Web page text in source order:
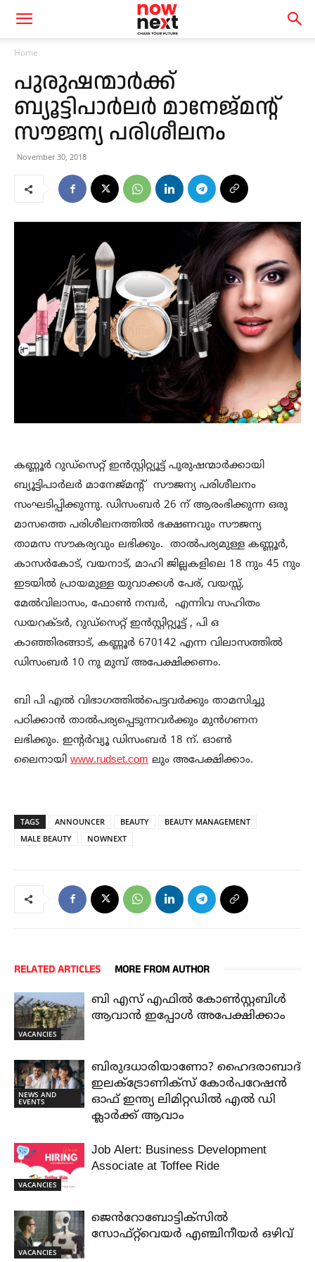
Home
പുരുഷന്മാർക്ക്
ബ്യൂട്ടിപാർലർ മാനേജ്മന്റ്
സൗജന്യ പരിശീലനം
November 30, 2018
കണ്ണൂർ റുഡ്സെറ്റ് ഇൻസ്റ്റിറ്റ്യൂട്ട് പുരുഷന്മാർക്കായി
ബ്യൂട്ടിപാർലർ മാനേജ്മന്റ് സൗജന്യ പരിശീലനം
സംഘടിപ്പിക്കുന്നു. ഡിസംബർ 26 ന് ആരംഭിക്കുന്ന ഒരു
മാസത്തെ പരിശീലനത്തിൽ ഭക്ഷണവും സൗജന്യ
താമസ സൗകര്യവും ലഭിക്കും. താൽപര്യമുള്ള കണ്ണൂർ,
കാസർകോട്, വയനാട്, മാഹി ജില്ലകളിലെ 18 നും 45 നും
ഇടയിൽ പ്രായമുള്ള യുവാക്കൾ പേര്, വയസ്സ്,
മേൽവിലാസം, ഫോൺ നമ്പർ, എന്നിവ സഹിതം
ഡയറക്ടർ, റുഡ്സെറ്റ് ഇൻസ്റ്റിറ്റ്യൂട്ട് , പി ഒ
കാഞ്ഞിരങ്ങാട്, കണ്ണൂർ 670142 എന്ന വിലാസത്തിൽ
ഡിസംബർ 10 നു മുമ്പ് അപേക്ഷിക്കണം.
ബി പി എൽ വിഭാഗത്തിൽപെട്ടവർക്കും താമസിച്ചു
പഠിക്കാൻ താൽപര്യപ്പെടുന്നവർക്കും മുൻഗണന
ലഭിക്കും. ഇന്റർവ്യൂ ഡിസംബർ 18 ന്. ഓൺ
ലൈനായി www.rudset.com ലും അപേക്ഷിക്കാം.
TAGS ANNOUNCER BEAUTY
BEAUTY MANAGEMENT
MALE BEAUTY
NOWNEXT
RELATED ARTICLES MORE FROM AUTHOR
VACANCIES
ബി എസ് എഫിൽ കോൺസ്റ്റബിൾ
ആവാൻ ഇപ്പോൾ അപേക്ഷിക്കാം
NEWS AND
EVENTS
ബിരുദധാരിയാണോ? ഹൈദരാബാദ്
ഇലക്ട്രോണിക്സ് കോർപറേഷൻ
ഓഫ് ഇന്ത്യ ലിമിറ്റഡിൽ എൽ ഡി
ക്ലാർക്ക് ആവാം
VACANCIES
Job Alert: Business Development
Associate at Toffee Ride
VACANCIES
ജെൻറോബോട്ടിക്സിൽ
സോഫ്റ്റ്‌വെയർ എഞ്ചിനീയർ ഒഴിവ്